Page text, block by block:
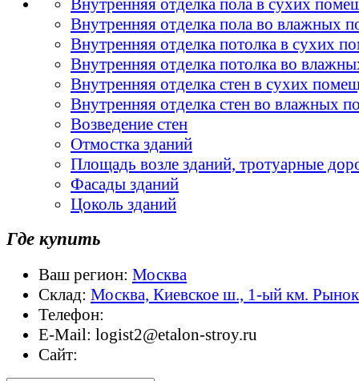
Внутренняя отделка пола во влажных
Внутренняя отделка потолка в сухих
Внутренняя отделка потолка во
Внутренняя отделка стен в сухих
Внутренняя отделка стен во влажных
Возведение стен
Отмостка зданий
Площадь возле зданий, тротуарные
Фасады зданий
Цоколь зданий
Где купить
Ваш регион: Москва
Склад: Москва, Киевское ш., 1-ый км.
Телефон:
E-Mail: logist2@etalon-stroy.ru
Сайт: